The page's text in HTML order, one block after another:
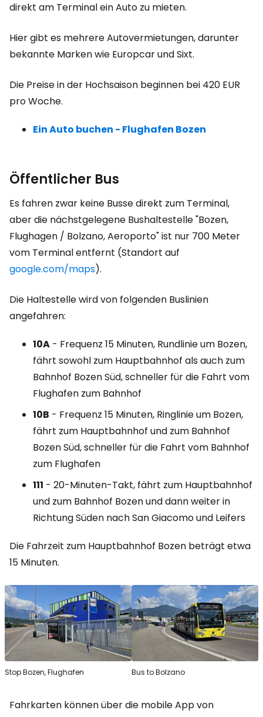
direkt am Terminal ein Auto zu mieten.
Hier gibt es mehrere Autovermietungen, darunter
bekannte Marken wie Europcar und Sixt.
Die Preise in der Hochsaison beginnen bei 420 EUR
pro Woche.
Ein Auto buchen - Flughafen Bozen
Öffentlicher Bus
Es fahren zwar keine Busse direkt zum Terminal,
aber die nächstgelegene Bushaltestelle "Bozen,
Flughagen / Bolzano, Aeroporto" ist nur 700 Meter
vom Terminal entfernt (Standort auf
google.com/maps).
Die Haltestelle wird von folgenden Buslinien
angefahren:
10A - Frequenz 15 Minuten, Rundlinie um Bozen,
fährt sowohl zum Hauptbahnhof als auch zum
Bahnhof Bozen Süd, schneller für die Fahrt vom
Flughafen zum Bahnhof
10B - Frequenz 15 Minuten, Ringlinie um Bozen,
fährt zum Hauptbahnhof und zum Bahnhof
Bozen Süd, schneller für die Fahrt vom Bahnhof
zum Flughafen
111 - 20-Minuten-Takt, fährt zum Hauptbahnhof
und zum Bahnhof Bozen und dann weiter in
Richtung Süden nach San Giacomo und Leifers
Die Fahrzeit zum Hauptbahnhof Bozen beträgt etwa
15 Minuten.
Stop Bozen, Flughafen Bus to Bolzano
Fahrkarten können über die mobile App von